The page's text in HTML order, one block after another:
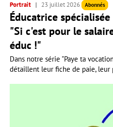
Portrait 23 juillet 2026 Abonnés
Éducatrice
"Si c'est pour le
éduc !"
Dans notre série "Paye ta
détaillent leur fiche de paie, leur